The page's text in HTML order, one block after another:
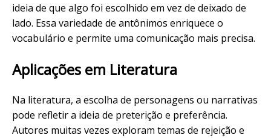
ideia de que algo foi escolhido em vez de deixado de
lado. Essa variedade de antônimos enriquece o
vocabulário e permite uma comunicação mais precisa.
Aplicações em Literatura
Na literatura, a escolha de personagens ou narrativas
pode refletir a ideia de preterição e preferência.
Autores muitas vezes exploram temas de rejeição e